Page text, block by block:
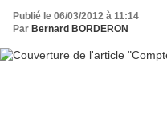
Publié le 06/03/2012 à 11:14
Par Bernard BORDERON